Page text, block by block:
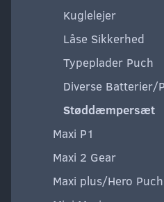
Kuglelejer
Låse Sikkerhed
Typeplader Puch
Diverse Batterier/
Støddæmpersæt
Maxi P1
Maxi 2 Gear
Maxi plus/Hero Puch